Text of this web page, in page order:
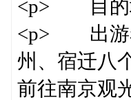
<p> 目的
<p> 出游着
州、宿迁八
前往南京观